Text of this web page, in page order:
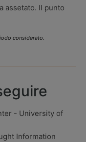
assetato. Il punto
considerato.
- University of
Information